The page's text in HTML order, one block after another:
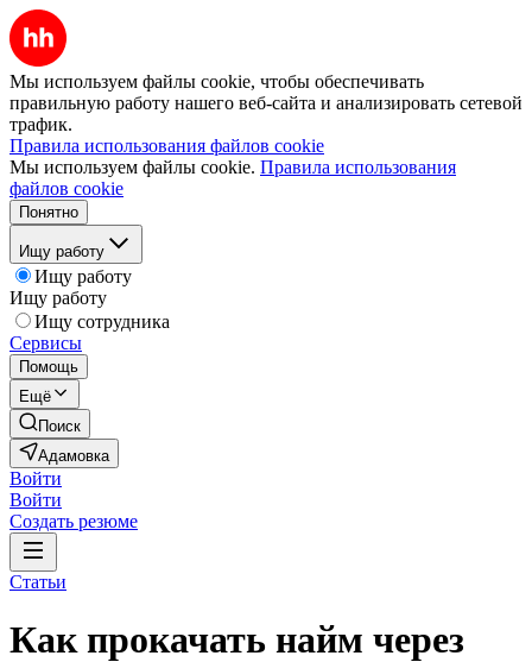
Мы используем файлы cookie, чтобы обеспечивать
правильную работу нашего веб-сайта и анализировать сетевой
трафик.
Правила использования файлов cookie
Мы используем файлы cookie. Правила использования
файлов cookie
Понятно
Ищу работу
Ищу работу
Ищу работу
Ищу сотрудника
Сервисы
Помощь
Ещё
Поиск
Адамовка
Войти
Войти
Создать резюме
Статьи
Как прокачать найм через